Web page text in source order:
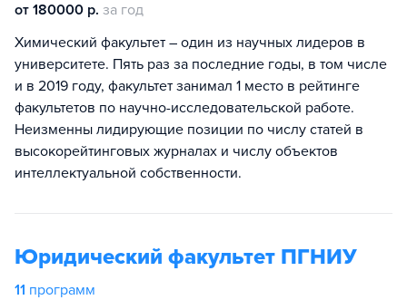
от 180000 р. за год
Химический факультет – один из научных лидеров в
университете. Пять раз за последние годы, в том числе
и в 2019 году, факультет занимал 1 место в рейтинге
факультетов по научно-исследовательской работе.
Неизменны лидирующие позиции по числу статей в
высокорейтинговых журналах и числу объектов
интеллектуальной собственности.
Юридический факультет ПГНИУ
11 программ